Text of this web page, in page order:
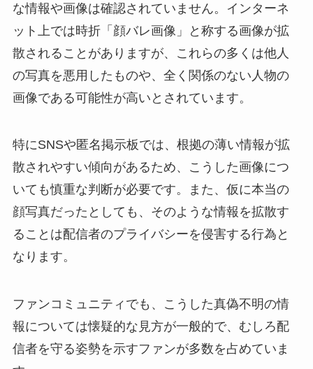
な情報や画像は確認されていません。インターネ
ット上では時折「顔バレ画像」と称する画像が拡
散されることがありますが、これらの多くは他人
の写真を悪用したものや、全く関係のない人物の
画像である可能性が高いとされています。
特にSNSや匿名掲示板では、根拠の薄い情報が拡
散されやすい傾向があるため、こうした画像につ
いても慎重な判断が必要です。また、仮に本当の
顔写真だったとしても、そのような情報を拡散す
ることは配信者のプライバシーを侵害する行為と
なります。
ファンコミュニティでも、こうした真偽不明の情
報については懐疑的な見方が一般的で、むしろ配
信者を守る姿勢を示すファンが多数を占めていま